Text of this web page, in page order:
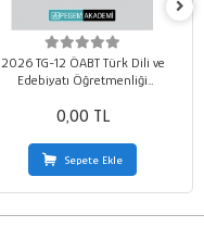
2026 TG-12 ÖABT Türk Dili ve
Edebiyatı Öğretmenliği
0,00 TL
Sepete Ekle